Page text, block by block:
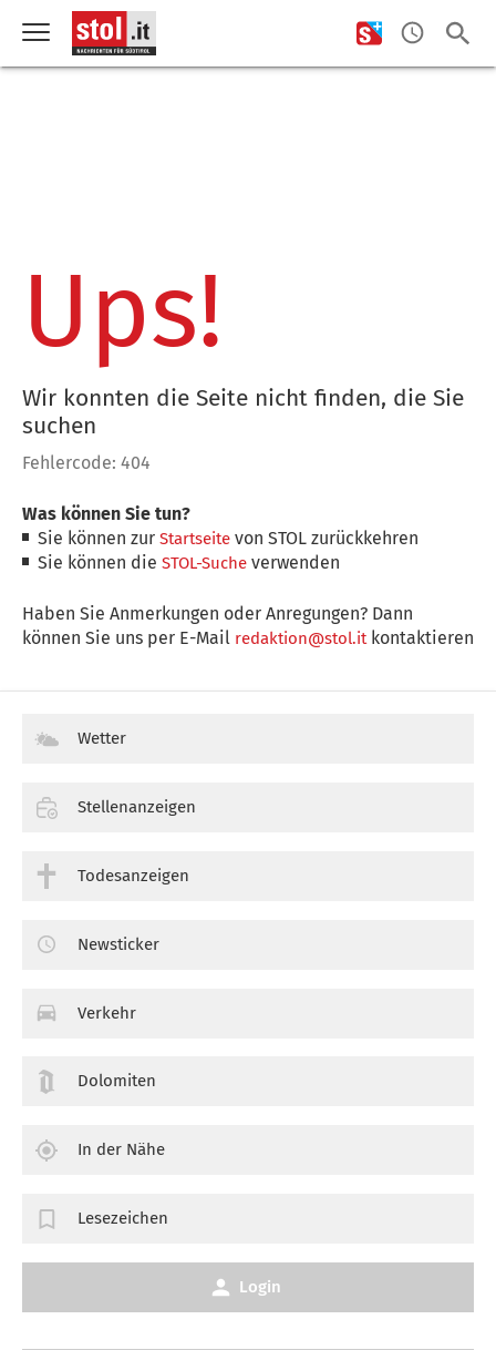
Ups!
Wir konnten die Seite nicht finden, die Sie
suchen
Fehlercode: 404
Was können Sie tun?
Sie können zurStartseite von STOL zurückkehren
Sie können dieSTOL-Suche verwenden
Haben Sie Anmerkungen oder Anregungen? Dann
können Sie uns per E-Mail redaktion@stol.itkontaktieren
Wetter
Stellenanzeigen
Todesanzeigen
Newsticker
Verkehr
Dolomiten
In der Nähe
Lesezeichen
Login